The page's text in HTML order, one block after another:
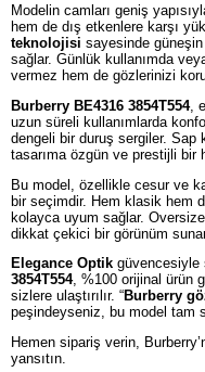
Modelin camları geniş
hem de dış etkenlere karşı
teknolojisi sayesinde güneşin
sağlar. Günlük kullanımda
vermez hem de gözlerinizi
Burberry BE4316 3854T554,
uzun süreli kullanımlarda
dengeli bir duruş sergiler. Sap
tasarıma özgün ve prestijli bir
Bu model, özellikle cesur ve
bir seçimdir. Hem klasik hem
kolayca uyum sağlar.
dikkat çekici bir görünüm
Elegance Optik güvencesiyle
3854T554, %100 orijinal ürün
sizlere ulaştırılır. “Burberry
peşindeyseniz, bu model tam
Hemen sipariş verin,
yansıtın.